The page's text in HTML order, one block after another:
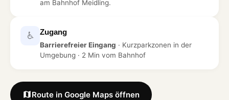
am Bahnhof Meidling.
♿ Zugang
Barrierefreier Eingang · Kurzparkzonen in der
Umgebung · 2 Min vom Bahnhof
Route in Google Maps öffnen